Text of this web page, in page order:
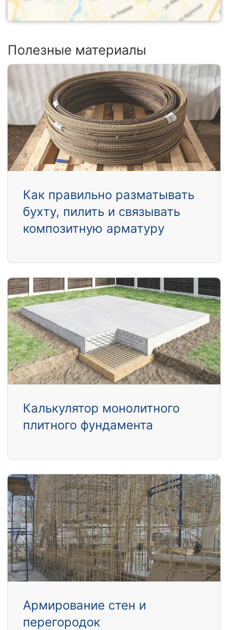
Полезные материалы
Как правильно разматывать
бухту, пилить и связывать
композитную арматуру
Калькулятор монолитного
плитного фундамента
Армирование стен и
перегородок